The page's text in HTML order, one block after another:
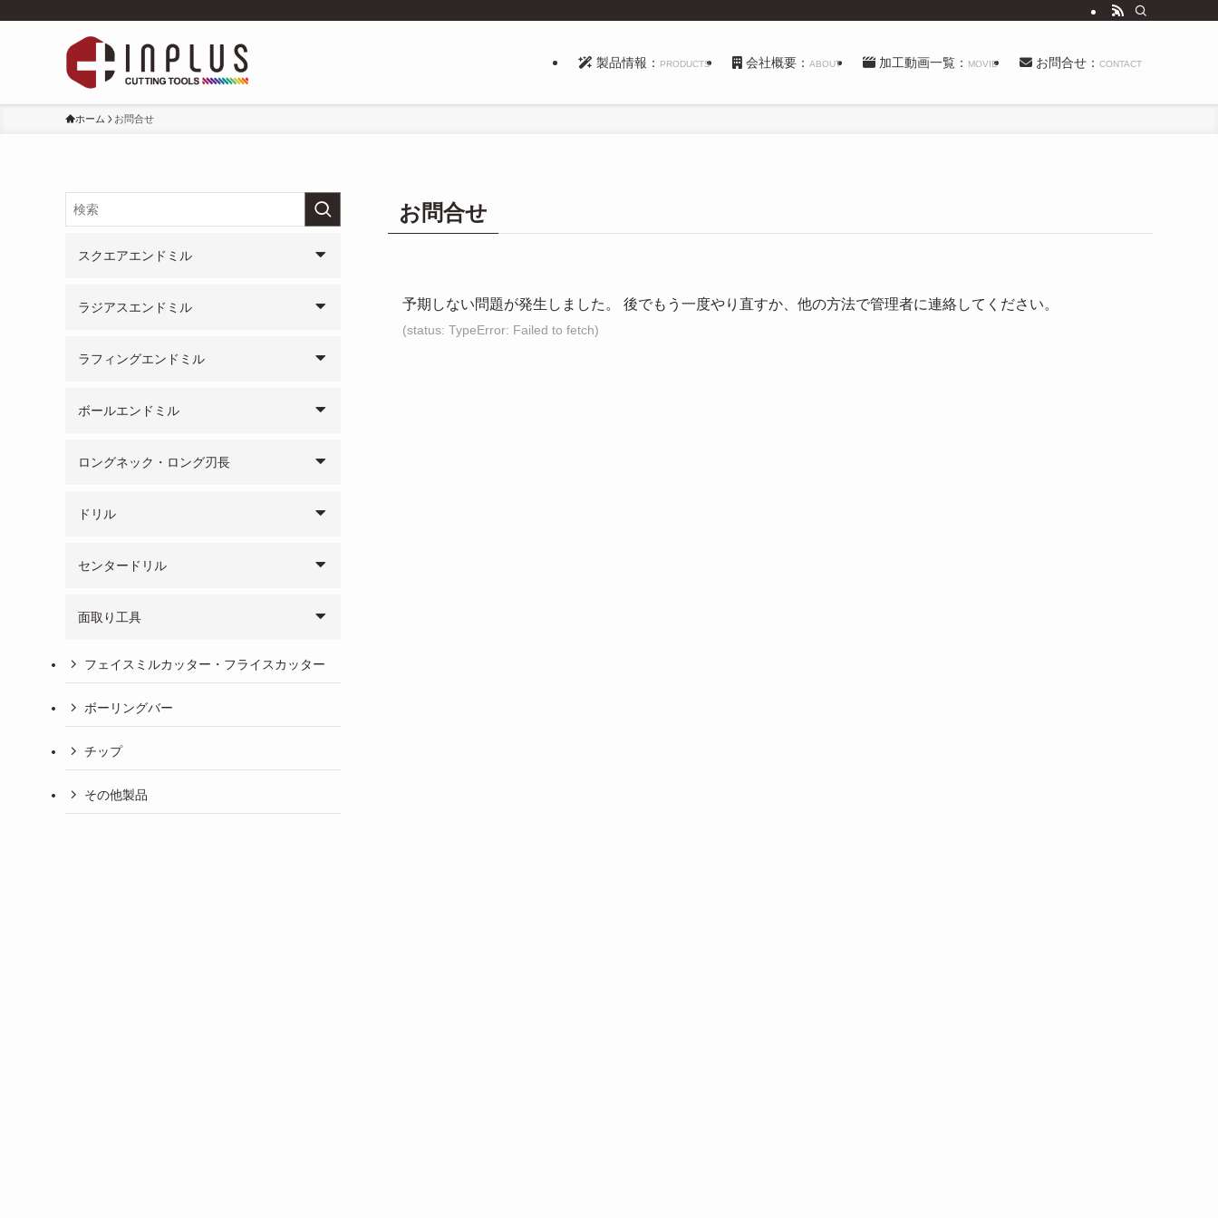
製品情報： PRODUCTS 会社概要： ABOUT 加工動画一覧： MOVIE お問合せ： CONTACT
ホーム お問合せ
お問合せ
予期しない問題が発生しました。 後でもう一度やり直すか、他の方法で管理者に連絡してください。
(status: TypeError: Failed to fetch)
スクエアエンドミル
ラジアスエンドミル
ラフィングエンドミル
ボールエンドミル
ロングネック・ロング刃長
ドリル
センタードリル
面取り工具
フェイスミルカッター・フライスカッター
ボーリングバー
チップ
その他製品